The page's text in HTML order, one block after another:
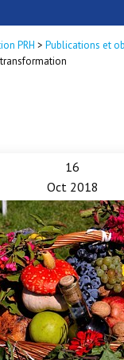
PRH > Publications et
transformation
16
Oct 2018